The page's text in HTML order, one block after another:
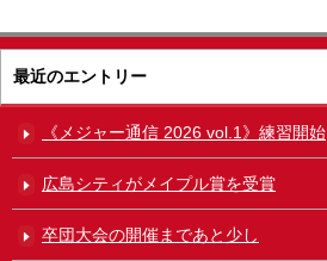
最近のエントリー
《メジャー通信 2026 vol.1》練習開始
広島シティがメイプル賞を受賞
卒団大会の開催まであと少し